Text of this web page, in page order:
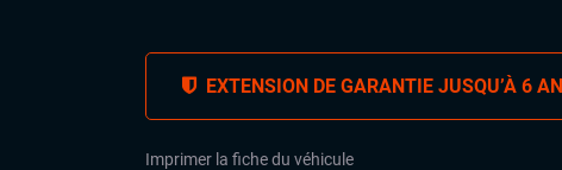
EXTENSION DE GARANTIE JUSQU’À 6
Imprimer la fiche du véhicule